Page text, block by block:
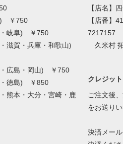
850
井) ￥750
・岐阜) ￥750
滋賀・兵庫・和歌山)
広島・岡山) ￥750
・徳島) ￥850
熊本・大分・宮崎・鹿
【店名】
【店番】
7217157
久米村
クレジッ
ご注文後
をお送りい
決済メー